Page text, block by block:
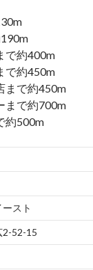
で約400m
で約450m
まで約450m
まで約700m
約500m
スト
2-52-15